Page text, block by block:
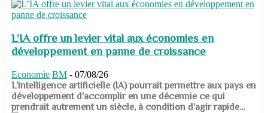
L’IA offre un levier vital aux économies en
développement en panne de croissance
Economie BM - 07/08/26
​​​​​​​L’intelligence artificielle (IA) pourrait permettre aux pays en
développement d’accomplir en une décennie ce qui
prendrait autrement un siècle, à condition d’agir rapide...